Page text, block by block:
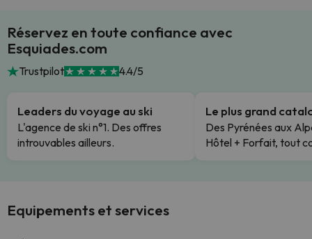
Réservez en toute confiance avec
Esquiades.com
Trustpilot 4.4/5
Leaders du voyage au ski
L'agence de ski n°1. Des offres
introuvables ailleurs.
Le plus grand
Des Pyrénées aux
Hôtel + Forfait, tout
Equipements et services